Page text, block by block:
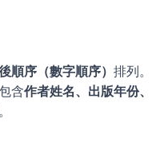
順序（數字順序） 排列。
含作者姓名、出版年份、
。